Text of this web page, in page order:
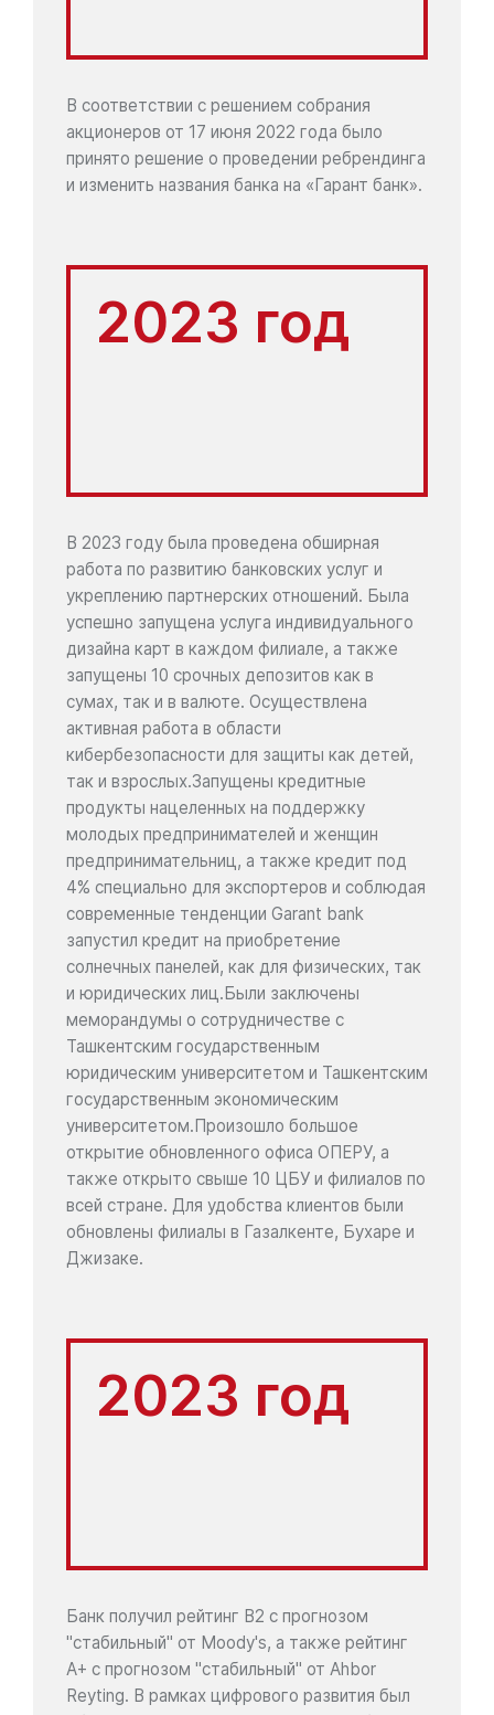
В соответствии с решением собрания
акционеров от 17 июня 2022 года было
принято решение о проведении ребрендинга
и изменить названия банка на «Гарант банк».
2023 год
В 2023 году была проведена обширная
работа по развитию банковских услуг и
укреплению партнерских отношений. Была
успешно запущена услуга индивидуального
дизайна карт в каждом филиале, а также
запущены 10 срочных депозитов как в
сумах, так и в валюте. Осуществлена
активная работа в области
кибербезопасности для защиты как детей,
так и взрослых.Запущены кредитные
продукты нацеленных на поддержку
молодых предпринимателей и женщин
предпринимательниц, а также кредит под
4% специально для экспортеров и соблюдая
современные тенденции Garant bank
запустил кредит на приобретение
солнечных панелей, как для физических, так
и юридических лиц.Были заключены
меморандумы о сотрудничестве с
Ташкентским государственным
юридическим университетом и Ташкентским
государственным экономическим
университетом.Произошло большое
открытие обновленного офиса ОПЕРУ, а
также открыто свыше 10 ЦБУ и филиалов по
всей стране. Для удобства клиентов были
обновлены филиалы в Газалкенте, Бухаре и
Джизаке.
2023 год
Банк получил рейтинг B2 с прогнозом
"стабильный" от Moody's, а также рейтинг
A+ с прогнозом "стабильный" от Ahbor
Reyting. В рамках цифрового развития был